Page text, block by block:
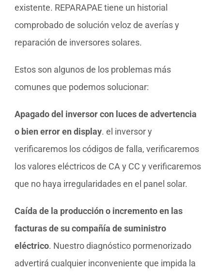
existente. REPARAPAE tiene un historial
comprobado de solución veloz de averías y
reparación de inversores solares.
Estos son algunos de los problemas más
comunes que podemos solucionar:
Apagado del inversor con luces de advertencia
o bien error en display. el inversor y
verificaremos los códigos de falla, verificaremos
los valores eléctricos de CA y CC y verificaremos
que no haya irregularidades en el panel solar.
Caída de la producción o incremento en las
facturas de su compañía de suministro
eléctrico. Nuestro diagnóstico pormenorizado
advertirá cualquier inconveniente que impida la